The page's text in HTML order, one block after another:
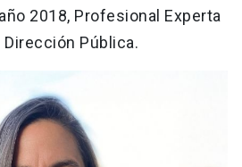
2018, Profesional Experta
Pública.